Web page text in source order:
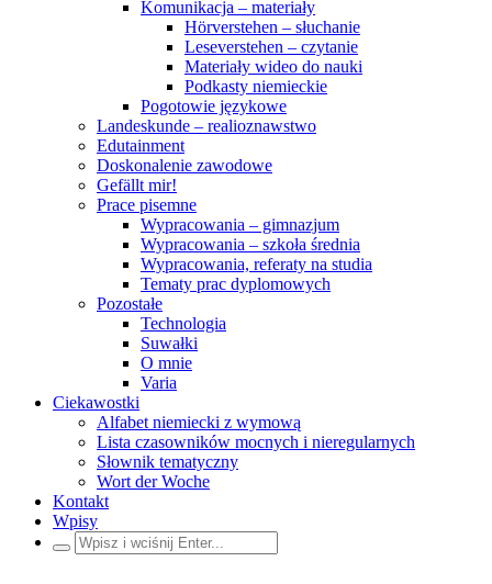
Komunikacja – materiały
Hörverstehen – słuchanie
Leseverstehen – czytanie
Materiały wideo do nauki
Podkasty niemieckie
Pogotowie językowe
Landeskunde – realioznawstwo
Edutainment
Doskonalenie zawodowe
Gefällt mir!
Prace pisemne
Wypracowania – gimnazjum
Wypracowania – szkoła średnia
Wypracowania, referaty na studia
Tematy prac dyplomowych
Pozostałe
Technologia
Suwałki
O mnie
Varia
Ciekawostki
Alfabet niemiecki z wymową
Lista czasowników mocnych i nieregularnych
Słownik tematyczny
Wort der Woche
Kontakt
Wpisy